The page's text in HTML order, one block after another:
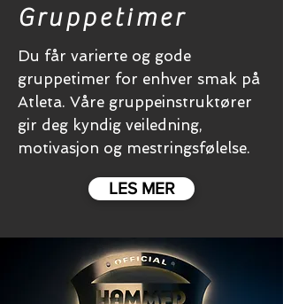
Gruppetimer
Du får varierte og gode
gruppetimer for enhver smak på
Atleta. Våre gruppeinstruktører
gir deg kyndig veiledning,
motivasjon og mestringsfølelse.
LES MER